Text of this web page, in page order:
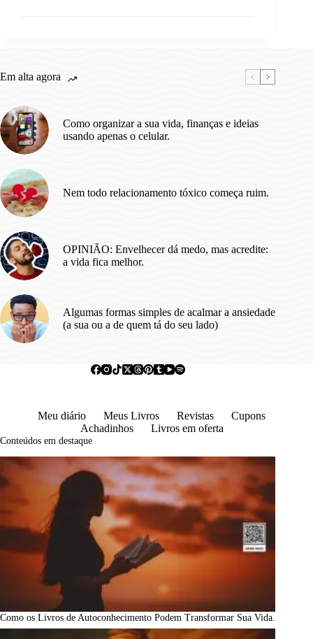
verdade.
Em alta agora
Como organizar a sua vida, finanças e ideias
usando apenas o celular.
Nem todo relacionamento tóxico começa ruim.
OPINIÃO: Envelhecer dá medo, mas acredite:
a vida fica melhor.
Algumas formas simples de acalmar a ansiedade
(a sua ou a de quem tá do seu lado)
Meu diário Meus Livros Revistas
Cupons
Achadinhos
Livros em oferta
Conteúdos em destaque
Como os Livros de Autoconhecimento Podem Transformar Sua Vida.